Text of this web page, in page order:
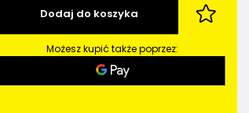
Dodaj do koszyka
Możesz kupić także poprzez: